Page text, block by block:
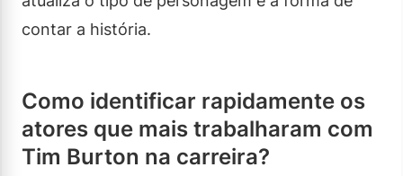
contar a história.
Como identificar rapidamente os
atores que mais trabalharam com
Tim Burton na carreira?